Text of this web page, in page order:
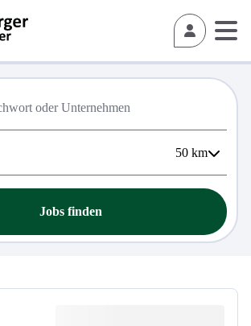
50 km
Jobs finden